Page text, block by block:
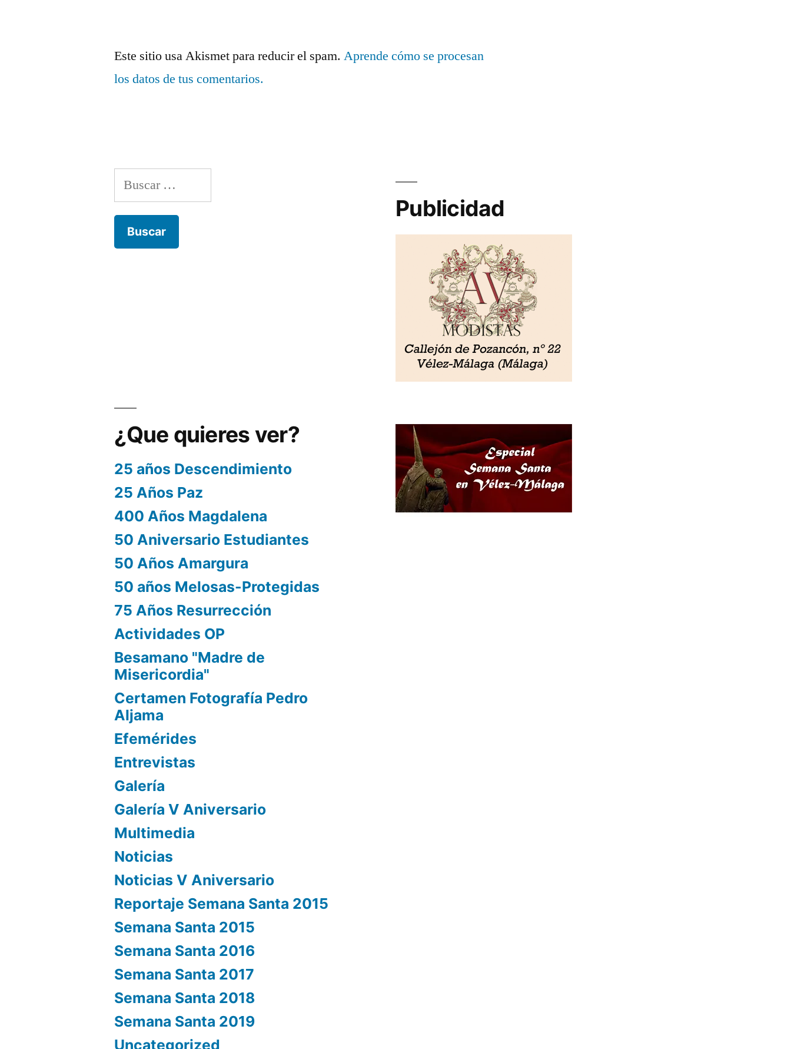
Este sitio usa Akismet para reducir el spam.Aprende cómo se procesan
los datos de tus comentarios.
Buscar:
Publicidad
¿Que quieres ver?
25 años Descendimiento
25 Años Paz
400 Años Magdalena
50 Aniversario Estudiantes
50 Años Amargura
50 años Melosas-Protegidas
75 Años Resurrección
Actividades OP
Besamano "Madre de
Misericordia"
Certamen Fotografía Pedro
Aljama
Efemérides
Entrevistas
Galería
Galería V Aniversario
Multimedia
Noticias
Noticias V Aniversario
Reportaje Semana Santa 2015
Semana Santa 2015
Semana Santa 2016
Semana Santa 2017
Semana Santa 2018
Semana Santa 2019
Uncategorized